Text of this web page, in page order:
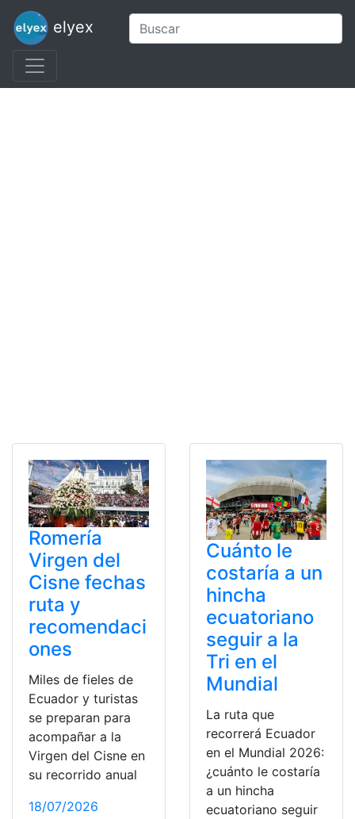
elyex
Romería
Virgen del
Cisne fechas
ruta y
recomendaci
ones
Miles de fieles de
Ecuador y turistas
se preparan para
acompañar a la
Virgen del Cisne en
su recorrido anual
18/07/2026
Cuánto le
costaría a un
hincha
ecuatoriano
seguir a la
Tri en el
Mundial
La ruta que
recorrerá Ecuador
en el Mundial 2026:
¿cuánto le costaría
a un hincha
ecuatoriano seguir